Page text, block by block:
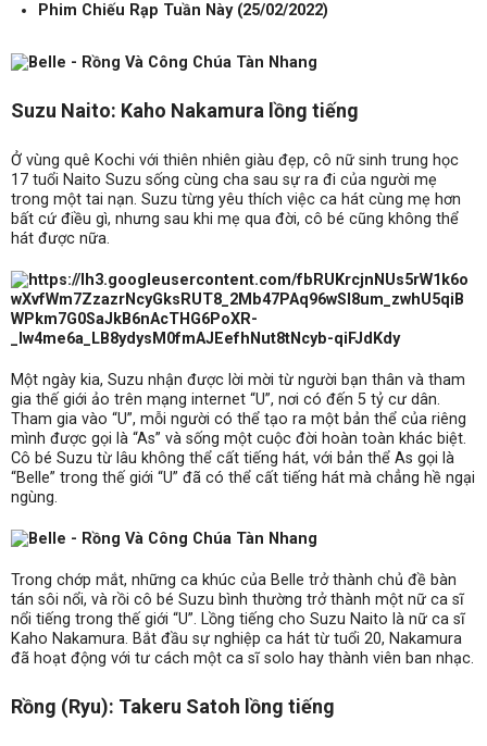
Phim Chiếu Rạp Tuần Này (25/02/2022)
Suzu Naito: Kaho Nakamura lồng tiếng
Ở vùng quê Kochi với thiên nhiên giàu đẹp, cô nữ sinh trung học
17 tuổi Naito Suzu sống cùng cha sau sự ra đi của người mẹ
trong một tai nạn. Suzu từng yêu thích việc ca hát cùng mẹ hơn
bất cứ điều gì, nhưng sau khi mẹ qua đời, cô bé cũng không thể
hát được nữa.
Một ngày kia, Suzu nhận được lời mời từ người bạn thân và tham
gia thế giới ảo trên mạng internet “U”, nơi có đến 5 tỷ cư dân.
Tham gia vào “U”, mỗi người có thể tạo ra một bản thể của riêng
mình được gọi là “As” và sống một cuộc đời hoàn toàn khác biệt.
Cô bé Suzu từ lâu không thể cất tiếng hát, với bản thể As gọi là
“Belle” trong thế giới “U” đã có thể cất tiếng hát mà chẳng hề ngại
ngùng.
Trong chớp mắt, những ca khúc của Belle trở thành chủ đề bàn
tán sôi nổi, và rồi cô bé Suzu bình thường trở thành một nữ ca sĩ
nổi tiếng trong thế giới “U”. Lồng tiếng cho Suzu Naito là nữ ca sĩ
Kaho Nakamura. Bắt đầu sự nghiệp ca hát từ tuổi 20, Nakamura
đã hoạt động với tư cách một ca sĩ solo hay thành viên ban nhạc.
Rồng (Ryu): Takeru Satoh lồng tiếng